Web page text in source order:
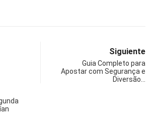
Siguiente
Guia Completo para
Apostar com Segurança e
Diversão…